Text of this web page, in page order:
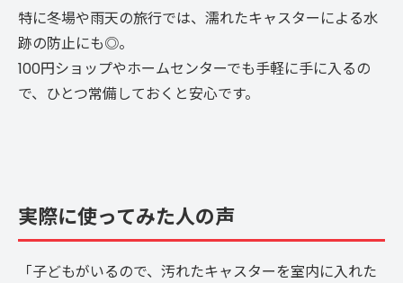
特に冬場や雨天の旅行では、濡れたキャスターによる水
跡の防止にも◎。
100円ショップやホームセンターでも手軽に手に入るの
で、ひとつ常備しておくと安心です。
実際に使ってみた人の声
「子どもがいるので、汚れたキャスターを室内に入れた